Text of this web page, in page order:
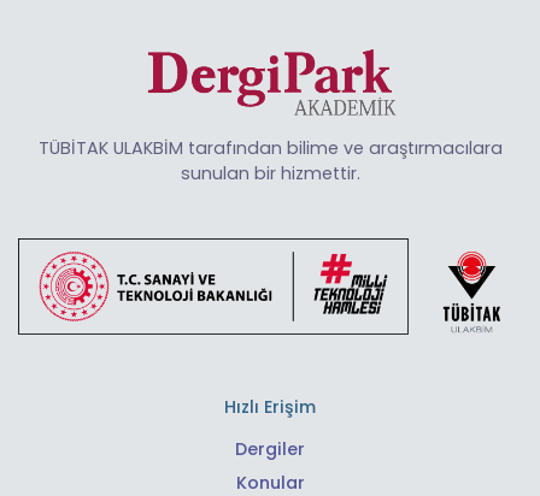
TÜBİTAK ULAKBİM tarafından bilime ve araştırmacılara
sunulan bir hizmettir.
Hızlı Erişim
Dergiler
Konular